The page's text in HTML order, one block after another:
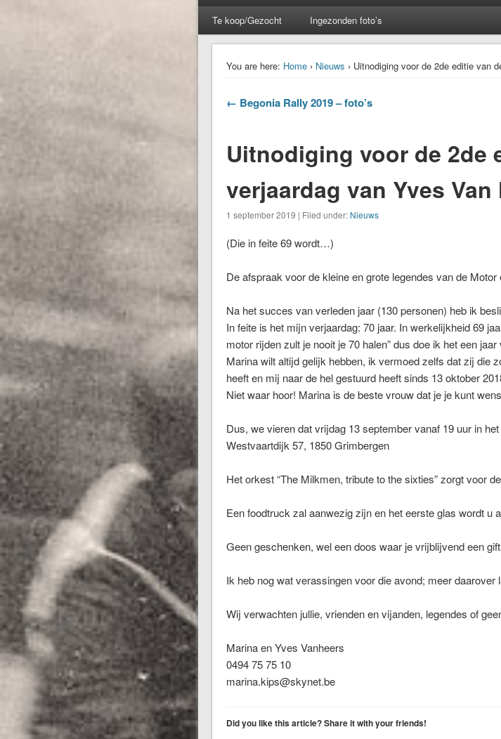
Te koop/Gezocht Ingezonden foto’s
You are here: Home› Nieuws › Uitnodiging voor de 2de editie van
← Begonia Rally 2019 – foto’s
Uitnodiging voor de 2de
verjaardag van Yves Van
1 september 2019 | Filed under: Nieuws
(Die in feite 69 wordt…)
De afspraak voor de kleine en grote legendes van de
Na het succes van verleden jaar (130 personen) heb ik
In feite is het mijn verjaardag: 70 jaar. In werkelijkheid 69
motor rijden zult je nooit je 70 halen” dus doe ik het een jaar
Marina wilt altijd gelijk hebben, ik vermoed zelfs dat zij die
heeft en mij naar de hel gestuurd heeft sinds 13 oktober
Niet waar hoor! Marina is de beste vrouw dat je je kunt
Dus, we vieren dat vrijdag 13 september vanaf 19 uur in
Westvaartdijk 57, 1850 Grimbergen
Het orkest “The Milkmen, tribute to the sixties” zorgt voor
Een foodtruck zal aanwezig zijn en het eerste glas wordt u
Geen geschenken, wel een doos waar je vrijblijvend een
Ik heb nog wat verassingen voor die avond; meer
Wij verwachten jullie, vrienden en vijanden, legendes of
Marina en Yves Vanheers
0494 75 75 10
marina.kips@skynet.be
Did you like this article? Share it with your friends!